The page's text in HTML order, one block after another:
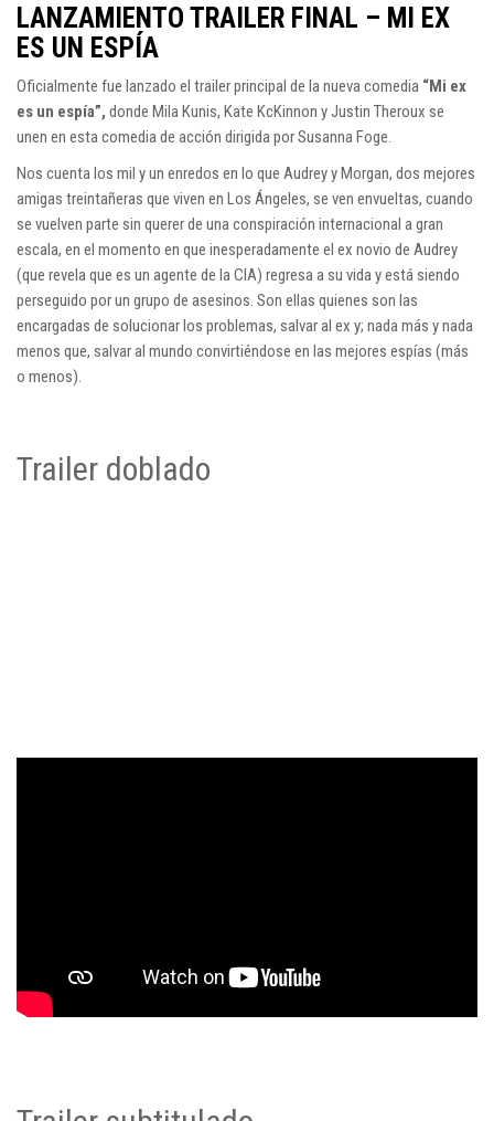
LANZAMIENTO TRAILER FINAL – MI EX
ES UN ESPÍA
Oficialmente fue lanzado el trailer principal de la nueva comedia “Mi ex
es un espía”, donde Mila Kunis, Kate KcKinnon y Justin Theroux se
unen en esta comedia de acción dirigida por Susanna Foge.
Nos cuenta los mil y un enredos en lo que Audrey y Morgan, dos mejores
amigas treintañeras que viven en Los Ángeles, se ven envueltas, cuando
se vuelven parte sin querer de una conspiración internacional a gran
escala, en el momento en que inesperadamente el ex novio de Audrey
(que revela que es un agente de la CIA) regresa a su vida y está siendo
perseguido por un grupo de asesinos. Son ellas quienes son las
encargadas de solucionar los problemas, salvar al ex y; nada más y nada
menos que, salvar al mundo convirtiéndose en las mejores espías (más
o menos).
Trailer doblado